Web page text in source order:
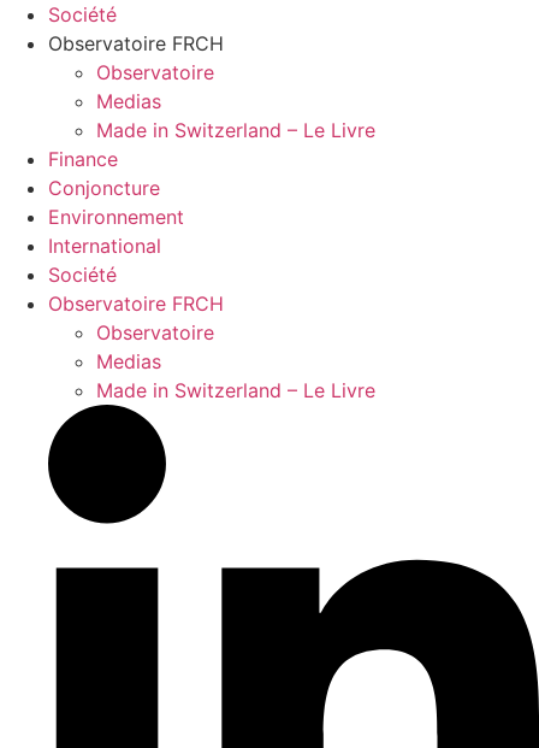
Société
Observatoire FRCH
Observatoire
Medias
Made in Switzerland – Le Livre
Finance
Conjoncture
Environnement
International
Société
Observatoire FRCH
Observatoire
Medias
Made in Switzerland – Le Livre